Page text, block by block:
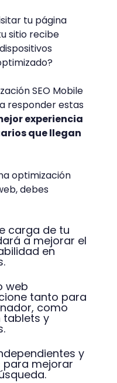
tu página
sitio recibe
SEO Mobile
responder estas
experiencia
que llegan
optimización
debes
carga de tu
a mejorar el
en
web
tanto para
como
tablets y
y
mejorar